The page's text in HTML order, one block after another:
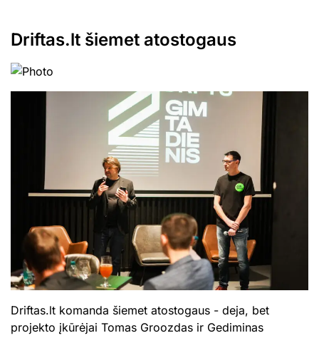
Driftas.lt šiemet atostogaus
Driftas.lt komanda šiemet atostogaus - deja, bet
projekto įkūrėjai Tomas Groozdas ir Gediminas